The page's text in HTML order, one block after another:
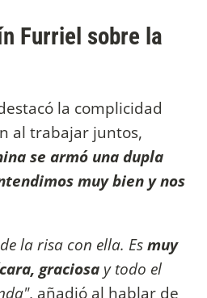
Furriel sobre la
la complicidad
al trabajar juntos,
se armó una dupla
muy bien y nos
la risa con ella. Esmuy
graciosa y todo el
, añadió al hablar de